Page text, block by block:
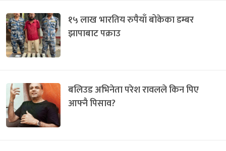
१५ लाख भारतिय रुपैयाँ बोकेका डम्बर
झापाबाट पक्राउ
बलिउड अभिनेता परेश रावलले किन पिए
आफ्नै पिसाव?